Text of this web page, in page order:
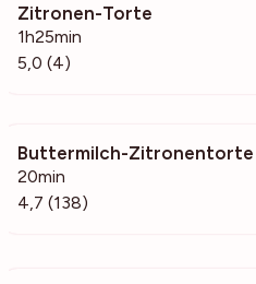
Zitronen-Torte
1h25min
5,0 (4)
Buttermilch-Zitronentorte
20min
4,7 (138)